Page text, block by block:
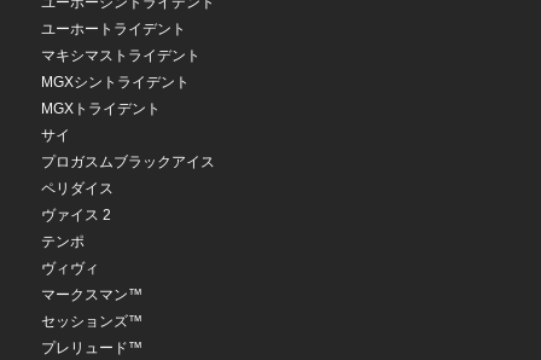
ユーホートライデント
マキシマストライデント
MGXシントライデント
MGXトライデント
サイ
プロガスムブラックアイス
ペリダイス
ヴァイス 2
テンポ
ヴィヴィ
マークスマン™
セッションズ™
プレリュード™